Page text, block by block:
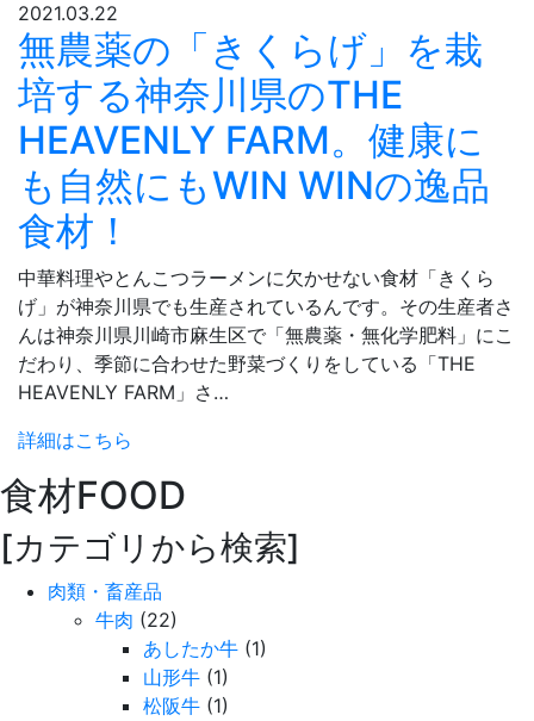
2021.03.22
無農薬の「きくらげ」を栽
培する神奈川県のTHE
HEAVENLY FARM。健康に
も自然にもWIN WINの逸品
食材！
中華料理やとんこつラーメンに欠かせない食材「きくら
げ」が神奈川県でも生産されているんです。その生産者さ
んは神奈川県川崎市麻生区で「無農薬・無化学肥料」にこ
だわり、季節に合わせた野菜づくりをしている「THE
HEAVENLY FARM」さ…
詳細はこちら
食材FOOD
[カテゴリから検索]
肉類・畜産品
牛肉 (22)
あしたか牛 (1)
山形牛 (1)
松阪牛 (1)